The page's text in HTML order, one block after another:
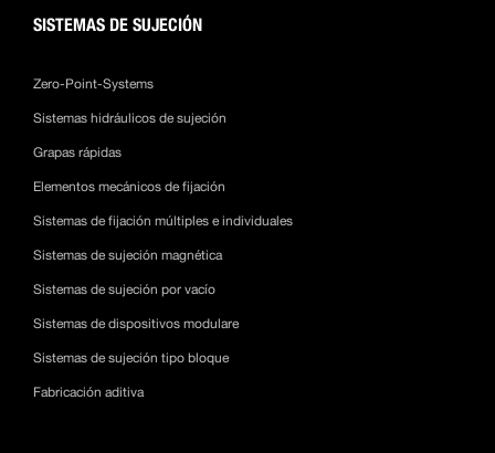
SISTEMAS DE SUJECIÓN
Zero-Point-Systems
Sistemas hidráulicos de sujeción
Grapas rápidas
Elementos mecánicos de fijación
Sistemas de fijación múltiples e individuales
Sistemas de sujeción magnética
Sistemas de sujeción por vacío
Sistemas de dispositivos modulare
Sistemas de sujeción tipo bloque
Fabricación aditiva